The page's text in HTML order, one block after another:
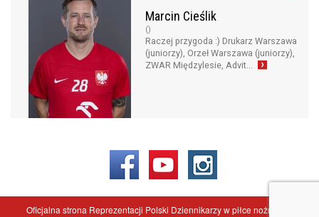
Marcin Cieślik
()
Raczej przygoda :) Drukarz Warszawa
(juniorzy), Orzeł Warszawa (juniorzy),
ZWAR Międzylesie, Advit...
Oficjalna strona Reprezentacji Polski Dziennikarzy w piłce nożnej - ©